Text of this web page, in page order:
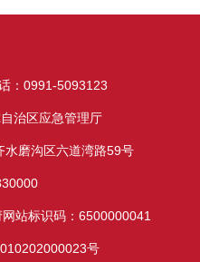
：0991-5093123
治区应急管理厅
水磨沟区六道湾路59号
站标识码：6500000041
号